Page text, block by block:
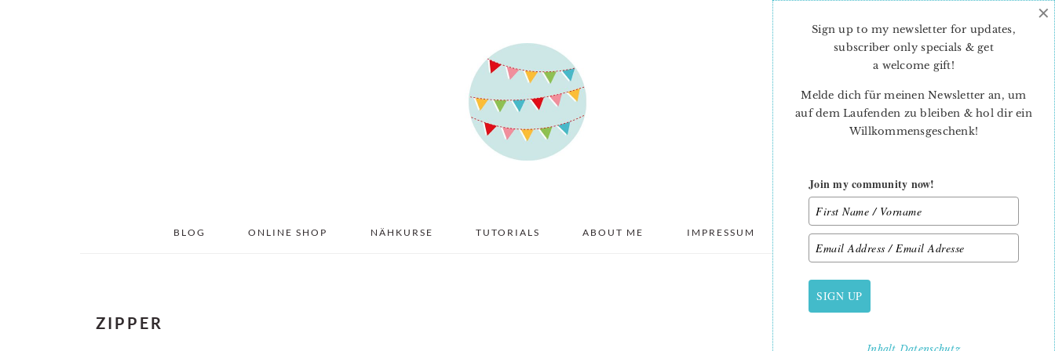
BLOG ONLINE SHOP NÄHKURSE TUTORIALS ABOUT ME IMPRESSUM DATENSCHUTZ
ZIPPER
PRIMARY
SIDEBAR
Sign up to my newsletter for updates,
subscriber only specials & get
a welcome gift!
Melde dich für meinen Newsletter an, um
auf dem Laufenden zu bleiben & hol dir ein
Willkommensgeschenk!
Join my community now!
SIGN UP
×